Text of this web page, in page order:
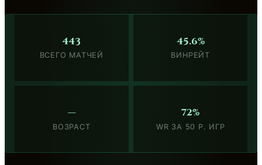
443
ВСЕГО МАТЧЕЙ
45.6%
ВИНРЕЙТ
—
ВОЗРАСТ
72%
WR ЗА 50 Р. ИГР